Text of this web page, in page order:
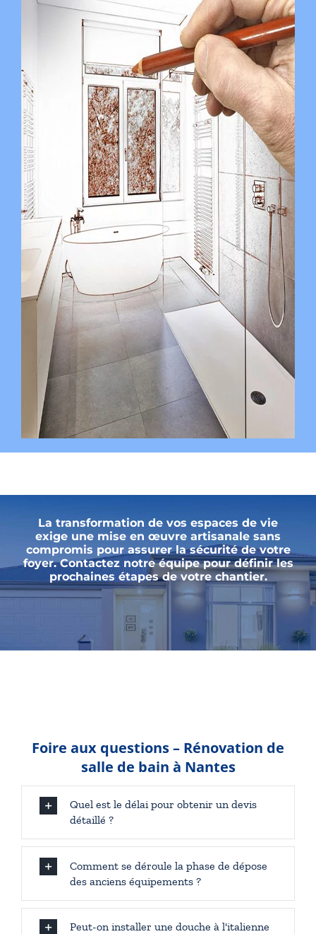
La transformation de vos espaces de vie
exige une mise en œuvre artisanale sans
compromis pour assurer la sécurité de votre
foyer. Contactez notre équipe pour définir les
prochaines étapes de votre chantier.
Foire aux questions – Rénovation de
salle de bain à Nantes
Quel est le délai pour obtenir un devis
détaillé ?
Comment se déroule la phase de dépose
des anciens équipements ?
Peut-on installer une douche à l'italienne